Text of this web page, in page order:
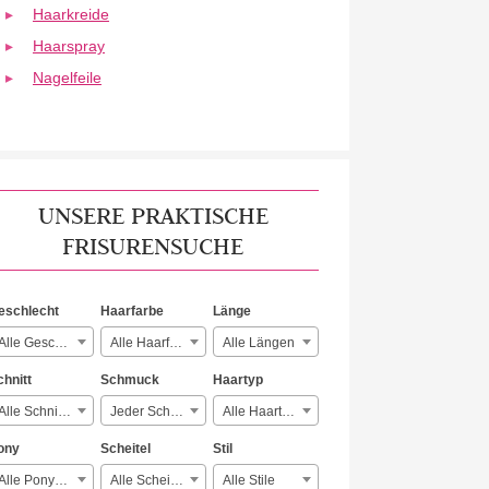
Haarkreide
Haarspray
Nagelfeile
UNSERE PRAKTISCHE
FRISURENSUCHE
Alle Geschlechter
Haarfarbe
Alle Haarfarben
Länge
Alle Längen
Alle Schnitte
Schmuck
Jeder Schmuck
Haartyp
Alle Haartypen
Alle Ponyarten
Scheitel
Alle Scheitelarten
Stil
Alle Stile